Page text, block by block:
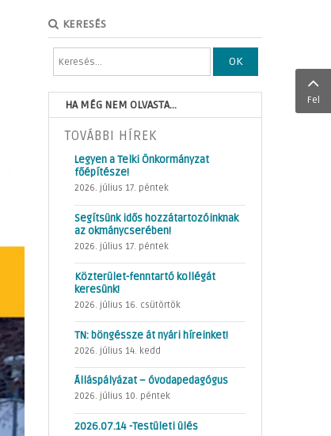
KERESÉS
OK
HA MÉG NEM OLVASTA...
TOVÁBBI HÍREK
Legyen a Telki Önkormányzat
főépítésze!
2026. július 17. péntek
Segítsünk idős hozzátartozóinknak
az okmánycserében!
2026. július 17. péntek
Közterület-fenntartó kollégát
keresünk!
2026. július 16. csütörtök
TN: böngéssze át nyári híreinket!
2026. július 14. kedd
Álláspályázat – óvodapedagógus
2026. július 10. péntek
2026.07.14 -Testületi ülés
Fel